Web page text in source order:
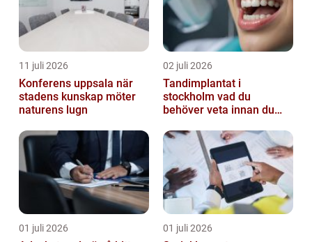
11 juli 2026
Konferens uppsala när
stadens kunskap möter
naturens lugn
02 juli 2026
Tandimplantat i
stockholm vad du
behöver veta innan du
01 juli 2026 01 juli 2026